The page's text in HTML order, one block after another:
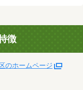
徴
のホームページ